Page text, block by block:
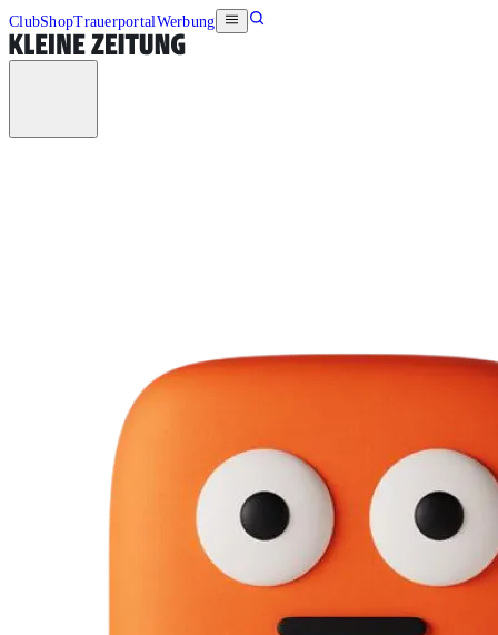
ClubShopTrauerportalWerbung